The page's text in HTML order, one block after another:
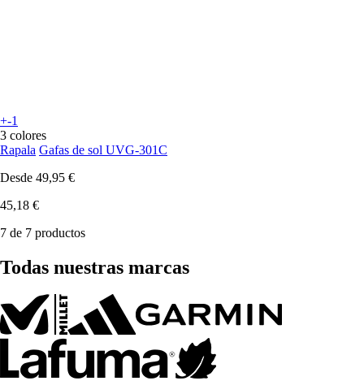
+-1
3 colores
Rapala Gafas de sol UVG-301C
Desde 49,95 €
45,18 €
7 de 7 productos
Todas nuestras marcas